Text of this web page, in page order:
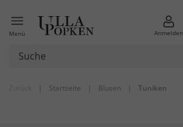
Menü Anmelden
| Startseite | Blusen | Tuniken